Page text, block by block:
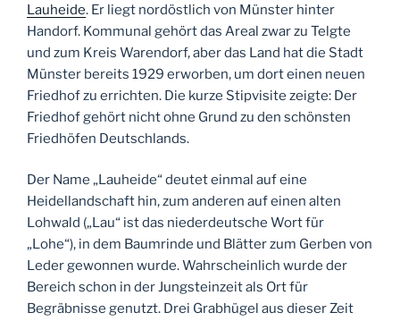
Lauheide. Er liegt nordöstlich von Münster hinter
Handorf. Kommunal gehört das Areal zwar zu Telgte
und zum Kreis Warendorf, aber das Land hat die Stadt
Münster bereits 1929 erworben, um dort einen neuen
Friedhof zu errichten. Die kurze Stipvisite zeigte: Der
Friedhof gehört nicht ohne Grund zu den schönsten
Friedhöfen Deutschlands.
Der Name „Lauheide“ deutet einmal auf eine
Heidellandschaft hin, zum anderen auf einen alten
Lohwald („Lau“ ist das niederdeutsche Wort für
„Lohe“), in dem Baumrinde und Blätter zum Gerben von
Leder gewonnen wurde. Wahrscheinlich wurde der
Bereich schon in der Jungsteinzeit als Ort für
Begräbnisse genutzt. Drei Grabhügel aus dieser Zeit